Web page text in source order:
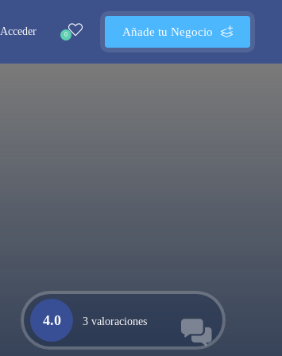
Añade tu Negocio
0
Acceder
4.0 3 valoraciones